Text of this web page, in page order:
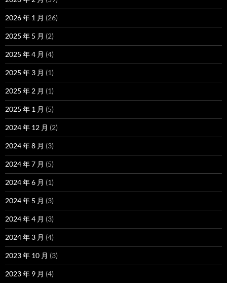
2026 年 1 月 (26)
2025 年 5 月 (2)
2025 年 4 月 (4)
2025 年 3 月 (1)
2025 年 2 月 (1)
2025 年 1 月 (5)
2024 年 12 月 (2)
2024 年 8 月 (3)
2024 年 7 月 (5)
2024 年 6 月 (1)
2024 年 5 月 (3)
2024 年 4 月 (3)
2024 年 3 月 (4)
2023 年 10 月 (3)
2023 年 9 月 (4)